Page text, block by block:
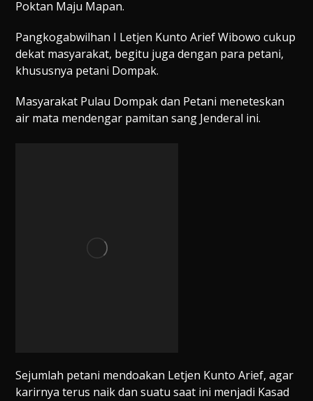
Poktan Maju Mapan.
Pangkogabwilhan I Letjen Kunto Arief Wibowo cukup
dekat masyarakat, begitu juga dengan para petani,
khususnya petani Dompak.
Masyarakat Pulau Dompak dan Petani meneteskan
air mata mendengar pamitan sang Jenderal ini.
Sejumlah petani mendoakan Letjen Kunto Arief, agar
karirnya terus naik dan suatu saat ini menjadi Kasad